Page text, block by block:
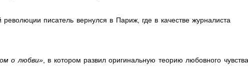
писатель вернулся в Париж, где в качестве журналиста
о любви», в котором развил оригинальную теорию любовного